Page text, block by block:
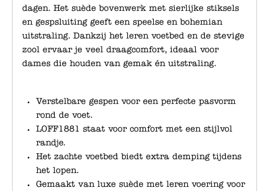
dagen. Het suède bovenwerk met sierlijke stiksels
en gespsluiting geeft een speelse en bohemian
uitstraling. Dankzij het leren voetbed en de stevige
zool ervaar je veel draagcomfort, ideaal voor
dames die houden van gemak én uitstraling.
Verstelbare gespen voor een perfecte pasvorm
rond de voet.
LOFF1881 staat voor comfort met een stijlvol
randje.
Het zachte voetbed biedt extra demping tijdens
het lopen.
Gemaakt van luxe suède met leren voering voor